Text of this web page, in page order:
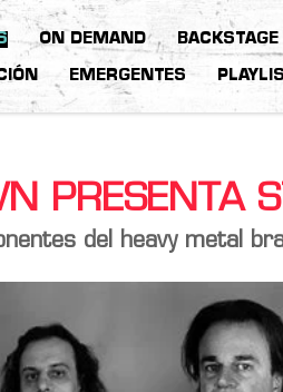
ON DEMAND
EMERGENTES
PRESENTA
del heavy metal